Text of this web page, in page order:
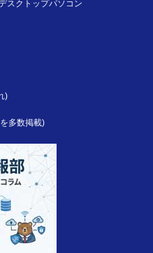
スクトップパソコン
)
多数掲載)